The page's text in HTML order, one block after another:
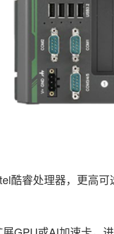
睿处理器，更高可